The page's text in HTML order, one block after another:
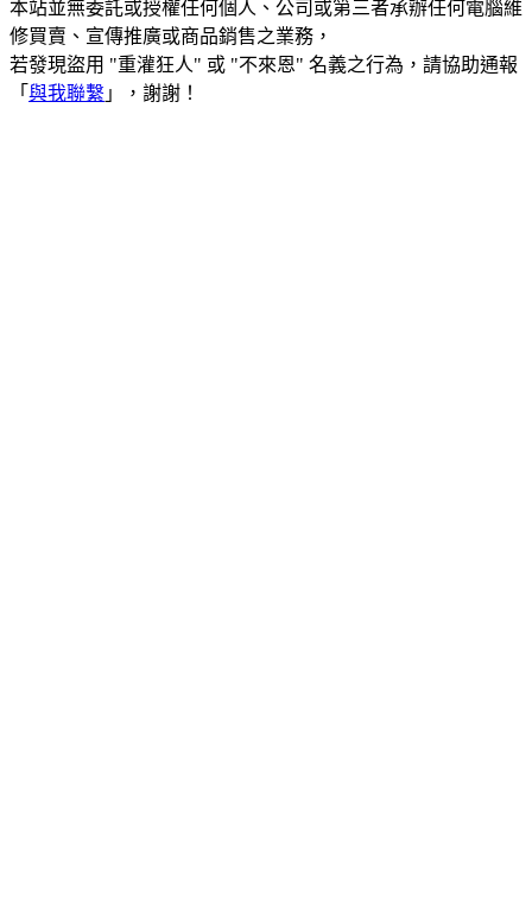
本站並無委託或授權任何個人、公司或第三者承辦任何電腦維
修買賣、宣傳推廣或商品銷售之業務，
若發現盜用 "重灌狂人" 或 "不來恩" 名義之行為，請協助通報
「 與我聯繫 」，謝謝！